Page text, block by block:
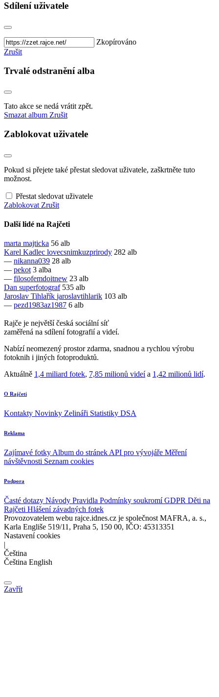
Sdílení uživatele
Zkopírováno
Zrušit
Trvalé odstranění alba
Tato akce se nedá vrátit zpět.
Smazat album Zrušit
Zablokovat uživatele
Pokud si přejete také přestat sledovat uživatele, zaškrtněte tuto
možnost.
Přestat sledovat uživatele
Zablokovat Zrušit
Další lidé na Rajčeti
marta majticka 56 alb
Karel Kadlec lovecsnimkuzprirody 282 alb
— nikanna039 28 alb
— pekot 3 alba
— filosofemdoitnew 23 alb
Dan superfotograf 535 alb
Jaroslav Tihlařík jaroslavtihlarik 103 alb
— pezd1983az1987 6 alb
Rajče je největší česká sociální síť
zaměřená na sdílení fotografií a videí.
Nabízí neomezený prostor zdarma, snadnou a rychlou výrobu
fotoknih i jiných fotoproduktů.
Aktuálně 1,4 miliard fotek, 7,85 milionů videía 1,42 milionů lidí.
O Rajčeti
Kontakty Novinky Zelináři Statistiky DSA
Reklama
Zajímavé fotky Album do stránek API pro vývojáře Měření
návštěvnosti Seznam cookies
Podpora
Časté dotazy Návody Pravidla Podmínky soukromíGDPR Děti na
Rajčeti Hlášení závadných fotek
Provozovatelem webu rajce.idnes.cz je společnost MAFRA, a. s.,
Karla Engliše 519/11, Praha 5, 150 00, IČO: 45313351
Nastavení cookies
|
Čeština
Čeština English
Zavřít